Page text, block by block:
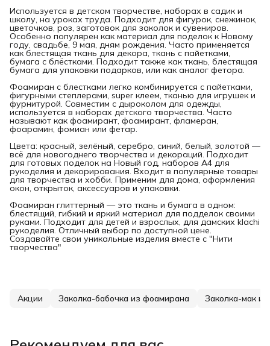
Используется в детском творчестве, наборах в садик и
школу, на уроках труда. Подходит для фигурок, снежинок,
цветочков, роз, заготовок для заколок и сувениров.
Особенно популярен как материал для поделок к Новому
году, свадьбе, 9 мая, дням рождения. Часто применяется
как блестящая ткань для декора, ткань с пайетками,
бумага с блёстками. Подходит также как ткань, блестящая
бумага для упаковки подарков, или как аналог фетора.
Фоамиран с блестками легко комбинируется с пайетками,
фигурными степлерами, super клеем, тканью для игрушек и
фурнитурой. Совместим с дыроколом для одежды,
используется в наборах детского творчества. Часто
называют как фоамирант, фоамирант, фламеран,
фоарамин, фомиан или фетар.
Цвета: красный, зелёный, серебро, синий, белый, золотой —
всё для новогоднего творчества и декораций. Подходит
для готовых поделок на Новый год, наборов А4 для
рукоделия и декорирования. Входит в популярные товары
для творчества и хобби. Применим для дома, оформления
окон, открыток, аксессуаров и упаковки.
Фоамиран глиттерный — это ткань и бумага в одном:
блестящий, гибкий и яркий материал для подделок своими
руками. Подходит для детей и взрослых, для дамских klachi
рукоделия. Отличный выбор по доступной цене.
Создавайте свои уникальные изделия вместе с "Нити
творчества"
Акции Заколка-бабочка из фоамирана Заколка-мак